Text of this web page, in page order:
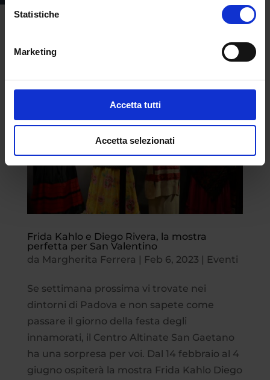
Statistiche
Marketing
Accetta tutti
Accetta selezionati
della cultura americana La mostra conta
Frida Kahlo e Diego Rivera, la mostra
perfetta per San Valentino
da Margherita Ferrera | Feb 6, 2023 | Eventi
Se settimana prossima vi trovate nei
dintorni di Padova e non sapete come
passare il giorno della festa degli
innamorati, il Centro Altinate San Gaetano
ha una sorpresa per voi. Dal 14 febbraio al 4
giugno ospiterà la mostra Frida Kahlo Diego